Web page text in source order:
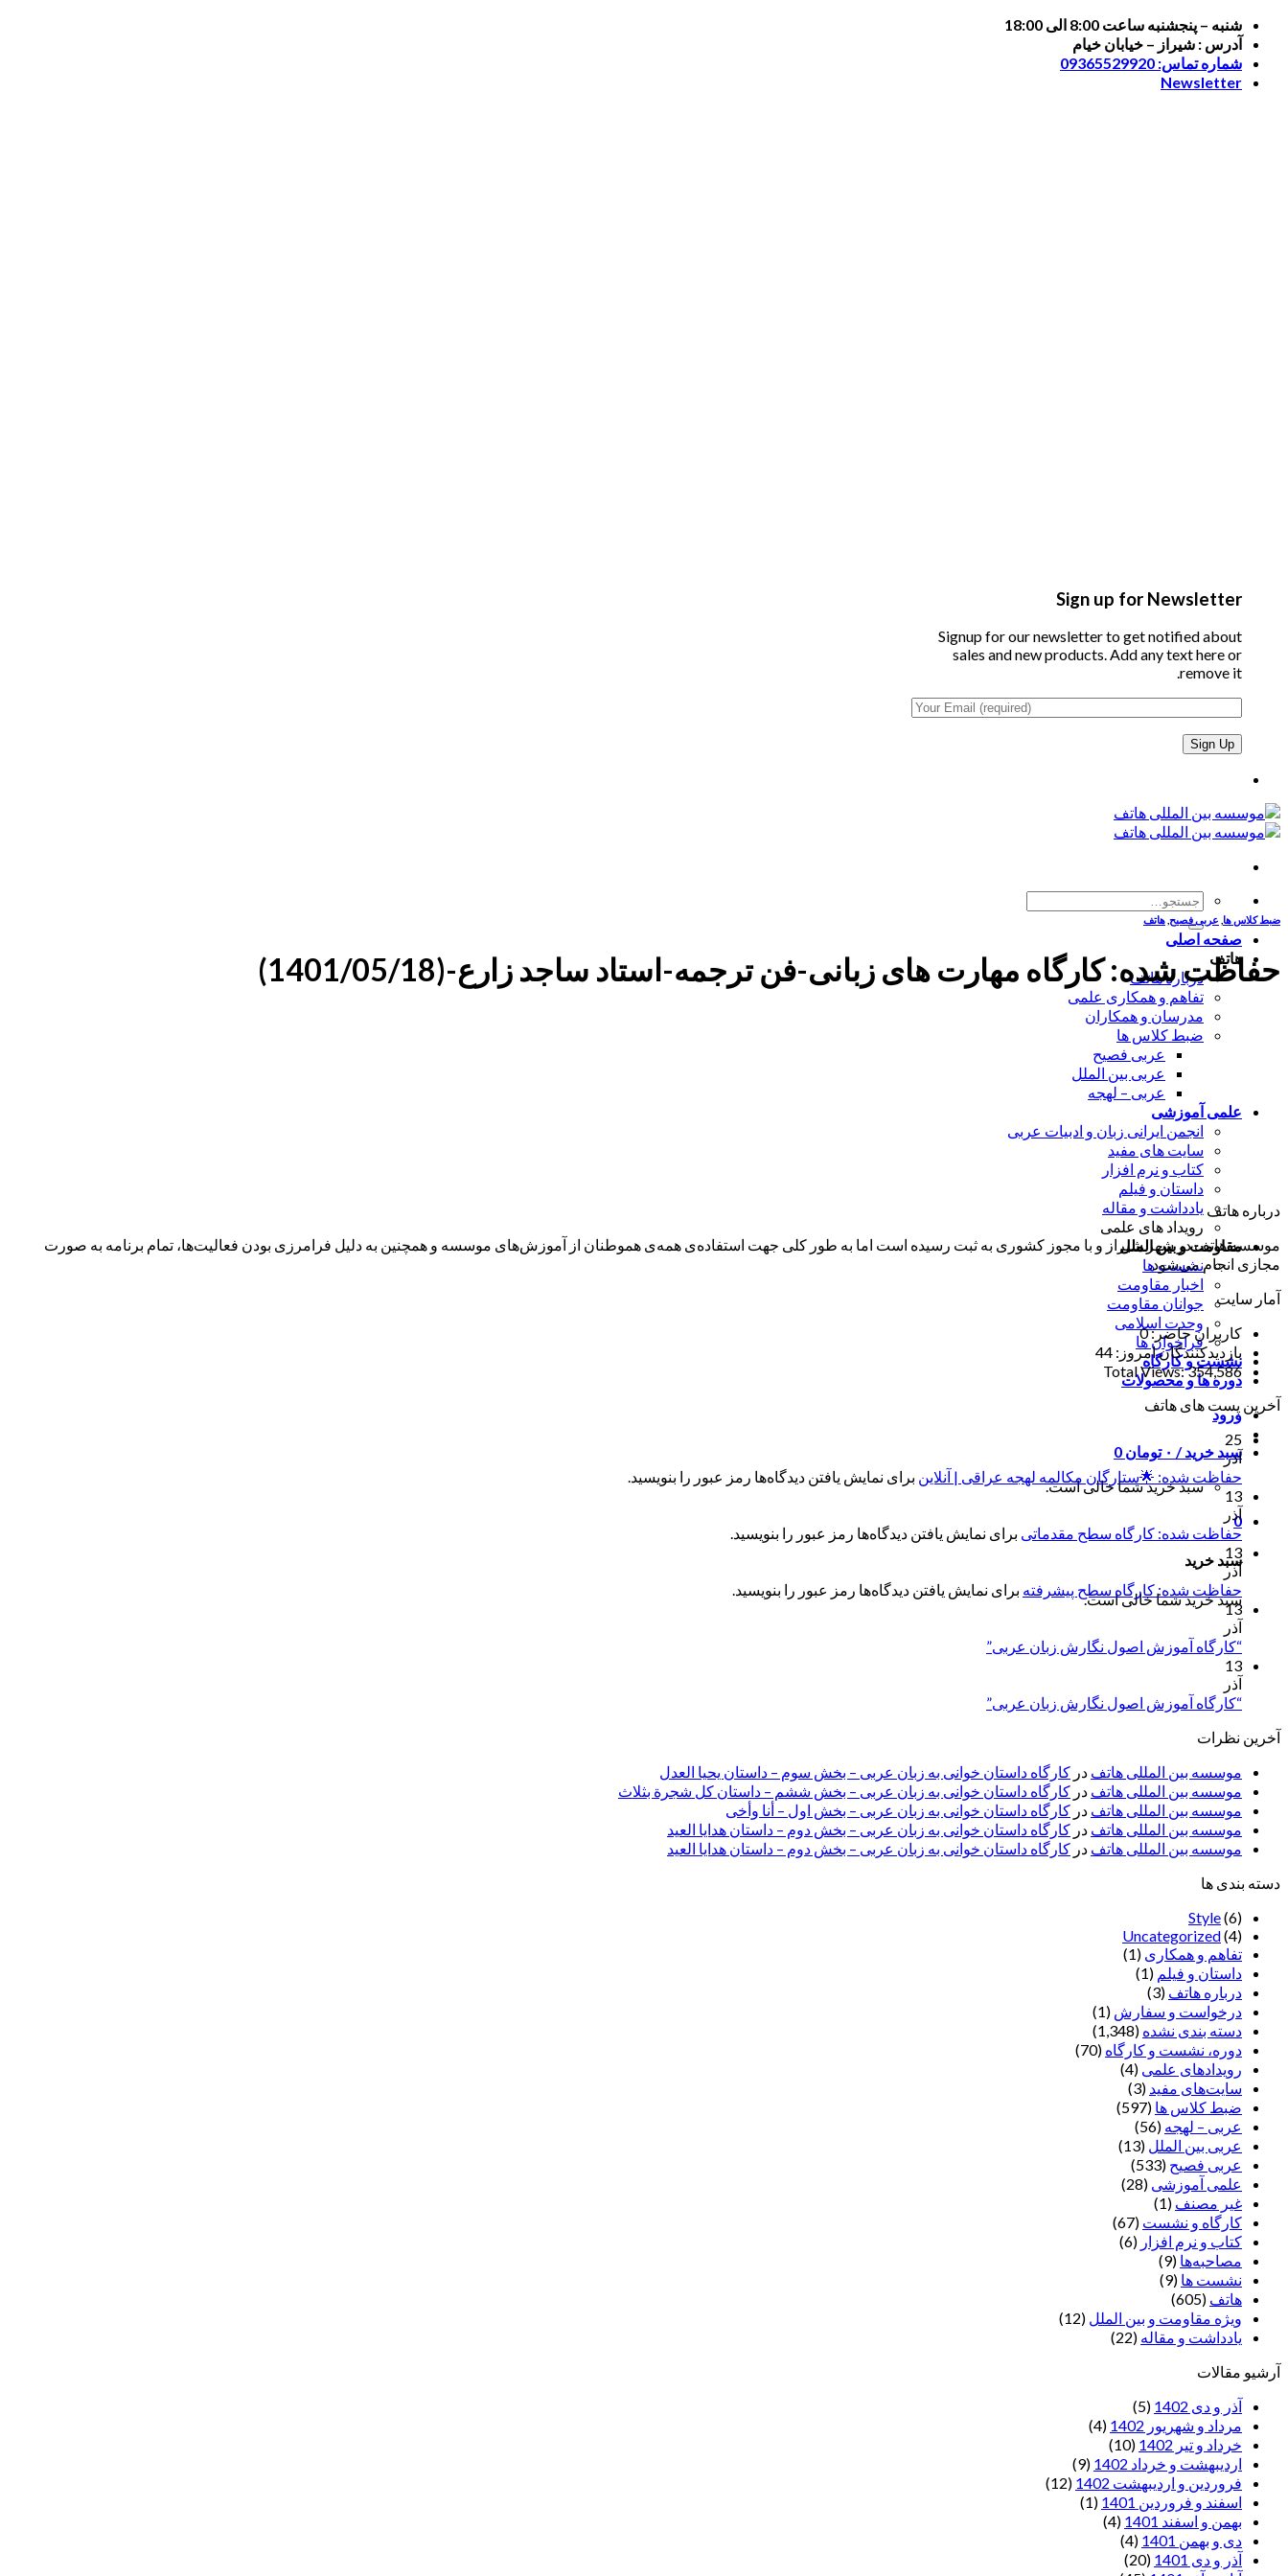
Skip
content
شنبه – پنجشنبه ساعت 8:00 الی 18:00
آدرس : شیراز – خیابان خیام
شماره تماس: 09365529920
Newsletter
Sign up for Newsletter
Signup for our newsletter to get notified about
sales and new products. Add any text here or
remove it.
جستجو
برای:
صفحه اصلی
هاتف
درباره هاتف
تفاهم و همکاری علمی
مدرسان و همکاران
ضبط کلاس ها
عربی فصیح
عربی بین الملل
عربی – لهجه
علمی آموزشی
انجمن ایرانی زبان و ادبیات عربی
سایت های مفید
کتاب و نرم افزار
داستان و فیلم
یادداشت و مقاله
رویداد های علمی
مقاومت و بین الملل
نشست ها
اخبار مقاومت
جوانان مقاومت
وحدت اسلامی
فراخوان ها
نشست و کارگاه
دوره ها و محصولات
ورود
سبد خرید / ۰ تومان 0
سبد خرید شما خالی است.
0
سبد خرید
سبد خرید شما خالی است.
ضبط کلاس ها عربی فصیح هاتف
حفاظت شده: کارگاه مهارت های زبانی-فن ترجمه-استاد ساجد زارع-(1401/05/18)
درباره هاتف
موسسه هاتف در شهر شیراز و با مجوز کشوری به ثبت رسیده است اما به طور کلی جهت استفاده‌ی همه‌ی هموطنان از آموزش‌های موسسه و همچنین به دلیل فرامرزی بودن فعالیت‌ها، تمام برنامه به صورت
مجازی انجام می‌شود.
آمار سایت
کاربران حاضر:0
بازدیدکنندگان امروز: 44
Total Views:354,586
آخرین پست های هاتف
25
آذر
حفاظت شده: 🌟ستارگان مکالمه لهجه عراقی | آنلاین برای نمایش یافتن دیدگاه‌ها رمز عبور را بنویسید.
13
آذر
حفاظت شده: کارگاه سطح مقدماتی برای نمایش یافتن دیدگاه‌ها رمز عبور را بنویسید.
13
آذر
حفاظت شده: کارگاه سطح پیشرفته برای نمایش یافتن دیدگاه‌ها رمز عبور را بنویسید.
13
آذر
“کارگاه آموزش اصول نگارش زبان عربی”
13
آذر
“کارگاه آموزش اصول نگارش زبان عربی”
آخرین نظرات
موسسه بین المللی هاتف در کارگاه داستان خوانی به زبان عربی – بخش سوم – داستان یحیا العدل
موسسه بین المللی هاتف در کارگاه داستان خوانی به زبان عربی – بخش ششم – داستان کل شجرة بثلاث
موسسه بین المللی هاتف در کارگاه داستان خوانی به زبان عربی – بخش اول – أنا وأخی
موسسه بین المللی هاتف در کارگاه داستان خوانی به زبان عربی – بخش دوم – داستان هدایا العید
موسسه بین المللی هاتف در کارگاه داستان خوانی به زبان عربی – بخش دوم – داستان هدایا العید
دسته بندی ها
Style(6)
Uncategorized(4)
تفاهم و همکاری (1)
داستان و فیلم (1)
درباره هاتف (3)
درخواست و سفارش (1)
دسته بندی نشده (1,348)
دوره، نشست و کارگاه (70)
رویدادهای علمی (4)
سایت‌های مفید (3)
ضبط کلاس ها (597)
عربی – لهجه (56)
عربی بین الملل (13)
عربی فصیح (533)
علمی آموزشی (28)
غير مصنف (1)
کارگاه و نشست (67)
کتاب و نرم افزار (6)
مصاحبه‌ها (9)
نشست ها (9)
هاتف (605)
ویژه مقاومت و بین الملل (12)
یادداشت‌ و مقاله (22)
آرشیو مقالات
آذر و دی 1402
(5)
مرداد و شهریور 1402
(4)
خرداد و تیر 1402
(10)
اردیبهشت و خرداد 1402
(9)
فروردین و اردیبهشت 1402
(12)
اسفند و فروردین 1401
(1)
بهمن و اسفند 1401
(4)
دی و بهمن 1401
(4)
آذر و دی 1401
(20)